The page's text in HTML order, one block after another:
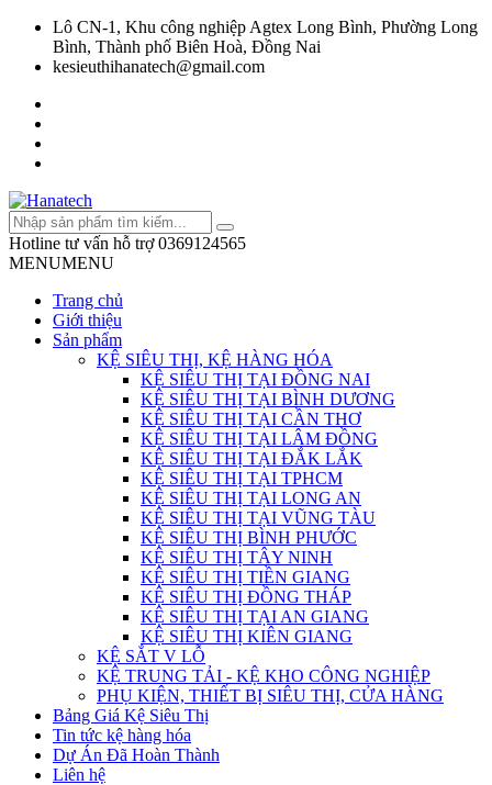
Lô CN-1, Khu công nghiệp Agtex Long Bình, Phường Long
Bình, Thành phố Biên Hoà, Đồng Nai
kesieuthihanatech@gmail.com
Hotline tư vấn hỗ trợ 0369124565
MENUMENU
Trang chủ
Giới thiệu
Sản phẩm
KỆ SIÊU THỊ, KỆ HÀNG HÓA
KỆ SIÊU THỊ TẠI ĐỒNG NAI
KỆ SIÊU THỊ TẠI BÌNH DƯƠNG
KỆ SIÊU THỊ TẠI CẦN THƠ
KỆ SIÊU THỊ TẠI LÂM ĐỒNG
KỆ SIÊU THỊ TẠI ĐẮK LẮK
KỆ SIÊU THỊ TẠI TPHCM
KỆ SIÊU THỊ TẠI LONG AN
KỆ SIÊU THỊ TẠI VŨNG TÀU
KỆ SIÊU THỊ BÌNH PHƯỚC
KỆ SIÊU THỊ TÂY NINH
KỆ SIÊU THỊ TIỀN GIANG
KỆ SIÊU THỊ ĐỒNG THÁP
KỆ SIÊU THỊ TẠI AN GIANG
KỆ SIÊU THỊ KIÊN GIANG
KỆ SẮT V LỖ
KỆ TRUNG TẢI - KỆ KHO CÔNG NGHIỆP
PHỤ KIỆN, THIẾT BỊ SIÊU THỊ, CỬA HÀNG
Bảng Giá Kệ Siêu Thị
Tin tức kệ hàng hóa
Dự Án Đã Hoàn Thành
Liên hệ